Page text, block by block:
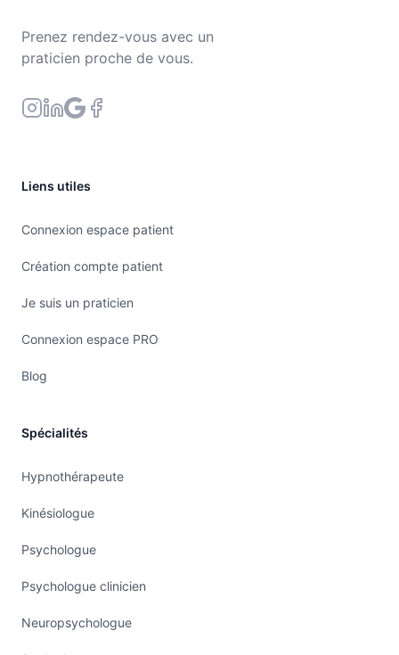
Prenez rendez-vous avec un
praticien proche de vous.
Liens utiles
Connexion espace patient
Création compte patient
Je suis un praticien
Connexion espace PRO
Blog
Spécialités
Hypnothérapeute
Kinésiologue
Psychologue
Psychologue clinicien
Neuropsychologue